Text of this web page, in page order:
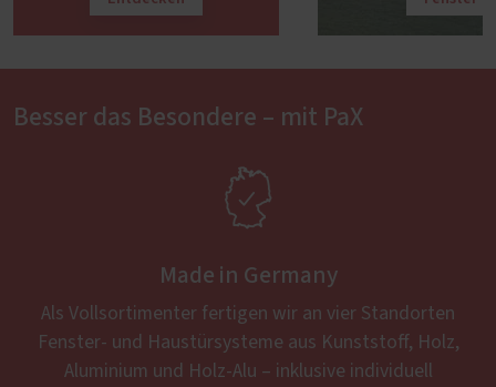
Besser das Besondere – mit PaX

Made in Germany
Als Vollsortimenter fertigen wir an vier Standorten
Fenster- und Haustürsysteme aus Kunststoff, Holz,
Aluminium und Holz-Alu – inklusive individuell